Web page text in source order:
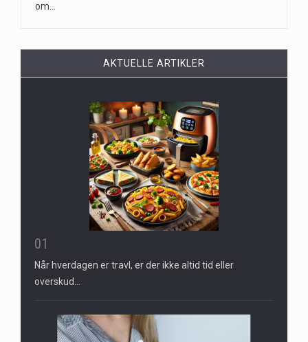
om…
AKTUELLE ARTIKLER
01
Når hverdagen er travl, er der ikke altid tid eller
overskud…